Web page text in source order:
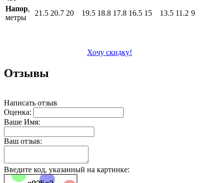
Напор,
метры
21.5 20.7 20 19.5 18.8 17.8 16.5 15 13.5 11.2 9
Хочу скидку!
Отзывы
Написать отзыв
Оценка:
Ваше Имя:
Ваш отзыв:
Введите код, указанный на картинке: